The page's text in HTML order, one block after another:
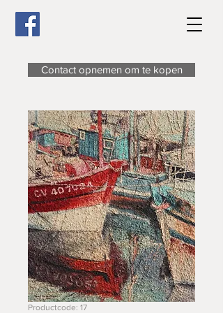
Contact opnemen om te kopen
Productcode: 17